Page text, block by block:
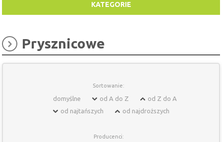
KATEGORIE
Prysznicowe
Sortowanie:
domyślne od A do Z
od Z do A
od najtańszych
od najdroższych
Producenci: